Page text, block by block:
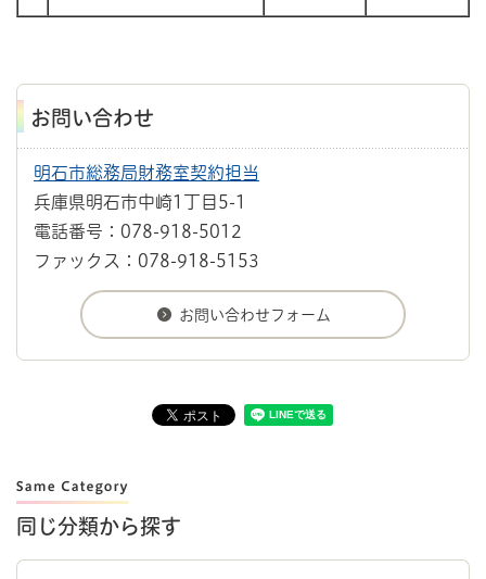
お問い合わせ
明石市総務局財務室契約担当
兵庫県明石市中崎1丁目5-1
電話番号：078-918-5012
ファックス：078-918-5153
同じ分類から探す